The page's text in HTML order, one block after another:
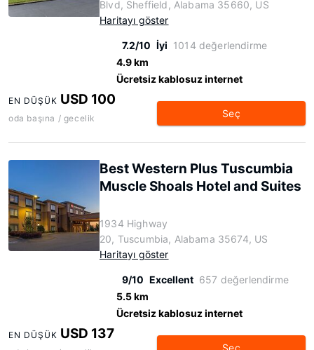
Blvd, Sheffield, Alabama 35660, US
Haritayı göster
7.2/10 İyi 1014 değerlendirme
4.9 km
Ücretsiz kablosuz internet
EN DÜŞÜK USD 100
oda başına / gecelik Seç
Best Western Plus Tuscumbia
Muscle Shoals Hotel and Suites
1934 Highway
20, Tuscumbia, Alabama 35674, US
Haritayı göster
9/10 Excellent 657 değerlendirme
5.5 km
Ücretsiz kablosuz internet
EN DÜŞÜK USD 137
Seç